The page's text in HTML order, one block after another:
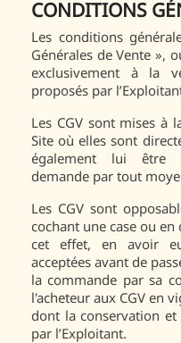
CONDITIONS
Les conditions
Générales de Vente »,
exclusivement à la
proposés par
Les CGV sont mises à
Site où elles sont
également lui être
demande par tout
Les CGV sont
cochant une case ou
cet effet, en avoir
acceptées avant de
la commande par sa
l'acheteur aux CGV en
dont la conservation
par l’Exploitant.